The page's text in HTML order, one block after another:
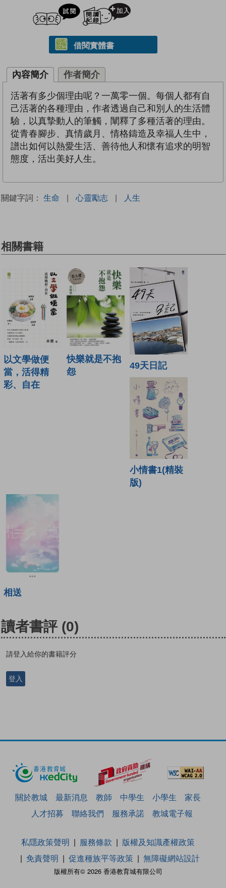
試閲
借閱實體書
內容簡介 作者簡介
活著有多少個理由呢？一萬零一個。每個人都有自
己活著的各種理由，作者透過自己和別人的生活體
驗，以真摯動人的筆觸，闡釋了多種活著的理由。
從青春腳步、真情歲月、情格鑄造及幸福人生中，
譜出如何以熱愛生活、善待他人和懷有追求的明智
態度，活出美好人生。
關鍵字詞： 生命 | 心靈勵志 | 人生
相關書籍
以文學做便
當，活得精
彩、自在
快樂就是不抱
怨
49天日記
小情書1(精裝
版)
相送
讀者書評 (0)
請登入給你的書籍評分
登入
關於教城 最新消息 教師 中學生 小學生
家長
人才招募
聯絡我們 服務承諾 教城電子報
版權所有© 2026 香港教育城有限公司
私隱政策聲明 服務條款
版權及知識產權政策
免責聲明
促進種族平等政策 無障礙網站設計